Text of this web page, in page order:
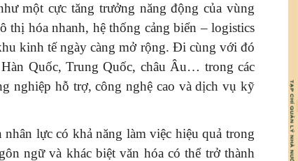
nước
một cực tăng trưởng năng động của vùng
thị hóa nhanh, hệ thống cảng biển – logistics
kinh tế ngày càng mở rộng. Đi cùng với đó
Quốc, Trung Quốc, châu Âu… trong các
nghiệp hỗ trợ, công nghệ cao và dịch vụ kỹ
lực có khả năng làm việc hiệu quả trong
ngữ và khác biệt văn hóa có thể trở thành